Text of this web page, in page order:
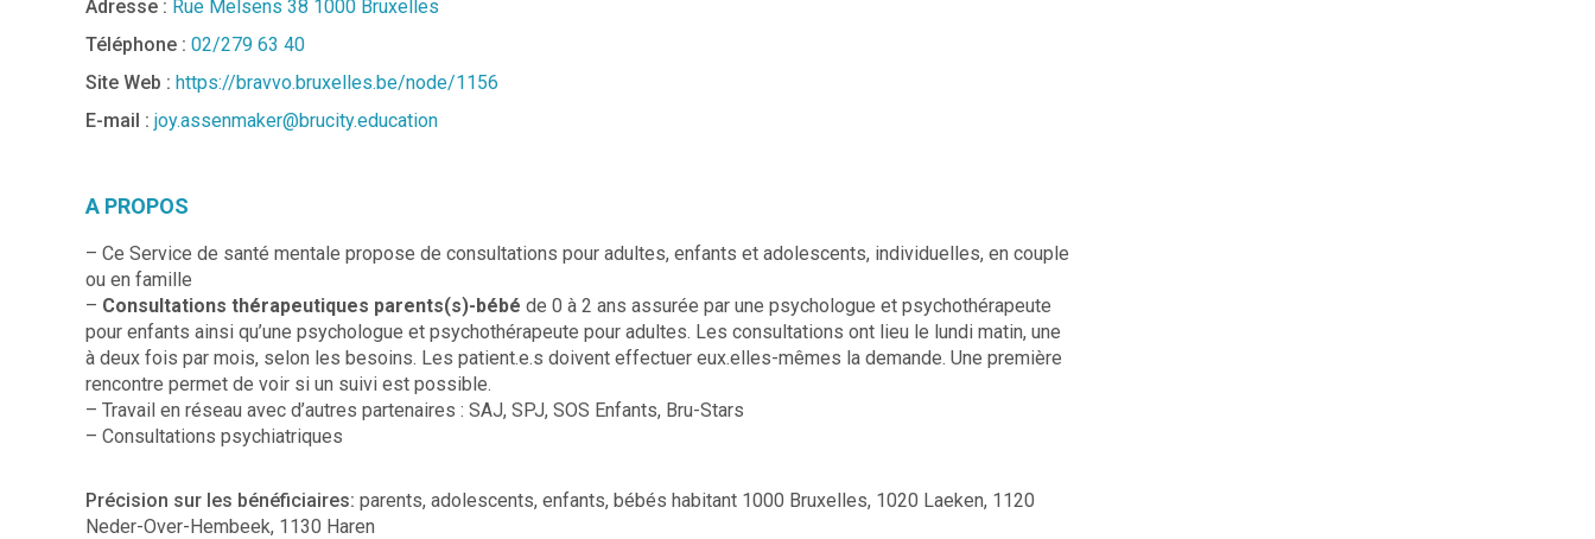
Adresse : Rue Melsens 38 1000 Bruxelles
Téléphone : 02/279 63 40
Site Web : https://bravvo.bruxelles.be/node/1156
E-mail : joy.assenmaker@brucity.education
A PROPOS
– Ce Service de santé mentale propose de consultations pour adultes, enfants et adolescents, individuelles, en couple
ou en famille
– Consultations thérapeutiques parents(s)-bébé de 0 à 2 ans assurée par une psychologue et psychothérapeute
pour enfants ainsi qu’une psychologue et psychothérapeute pour adultes. Les consultations ont lieu le lundi matin, une
à deux fois par mois, selon les besoins. Les patient.e.s doivent effectuer eux.elles-mêmes la demande. Une première
rencontre permet de voir si un suivi est possible.
– Travail en réseau avec d’autres partenaires : SAJ, SPJ, SOS Enfants, Bru-Stars
– Consultations psychiatriques
Précision sur les bénéficiaires: parents, adolescents, enfants, bébés habitant 1000 Bruxelles, 1020 Laeken, 1120
Neder-Over-Hembeek, 1130 Haren